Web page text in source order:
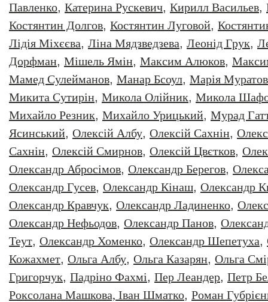
Павленко, Катерина Рускевич, Кирилл Васильев,
Костянтин Долгов, Костянтин Луговой,
Лідія Міхєєва, Ліна Мядзведзева, Леонiд Грук,
Дорфман, Мішель Ямін, Максим Алюков,
Мамед Сулейманов, Манар Бсоул, Марія
Микита Сутирін, Микола Олійник, Микола
Михайло Резник, Михайло Урицький, Мурад
Ясинський, Олексiй Албу, Олексiй Сахнiн,
Сахнін, Олексій Смирнов, Олексій Цвєтков,
Олександр Абросімов, Олександр Берегов,
Олександр Гусев, Олександр Кінаш, Олександр
Олександр Кравчук, Олександр Ладиненко,
Олександр Нефьодов, Олександр Панов,
Теут, Олександр Хоменко, Олександр Шепетуха,
Кожахмет, Ольга Албу, Ольга Казарян, Ольга
Григорчук, Падріно Фахмі, Пер Леандер, Петр
Роксолана Машкова, Іван Шматко, Роман